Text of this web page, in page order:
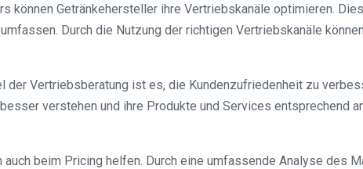
können Getränkehersteller ihre Vertriebskanäle optimieren.
Durch die Nutzung der richtigen Vertriebskanäle
Vertriebsberatung ist es, die Kundenzufriedenheit zu
verstehen und ihre Produkte und Services entsprechend
beim Pricing helfen. Durch eine umfassende Analyse des